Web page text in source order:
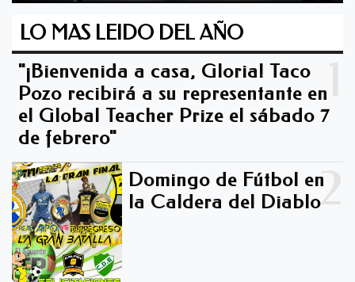
LO MAS LEIDO DEL AÑO
"¡Bienvenida a casa, Gloria! Taco
Pozo recibirá a su representante en
el Global Teacher Prize el sábado 7
de febrero"
2
Domingo de Fútbol en
la Caldera del Diablo -